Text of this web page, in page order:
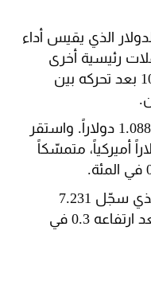
الذي يقيس أداء
رئيسية أخرى
منها اليورو والين، ليسجّل 103.02 بعد تحركه بين
وارتفع اليورو 0.1 في المئة إلى 1.0886 دولاراً. واستقر
الأسترالي عند 0.6690 دولاراً أميركياً، متمسّكاً
ولم يطرأ تغيّر يذكر على اليوان الذي سجّل 7.231
للدولار في التعاملات الخارجية بعد ارتفاعه 0.3 في